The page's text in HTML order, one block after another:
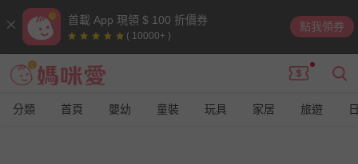
首載 App 現領 $ 100 折價券
( 10000+ )
點我領券
分類 首頁 嬰幼 童裝 玩具 家居 旅遊